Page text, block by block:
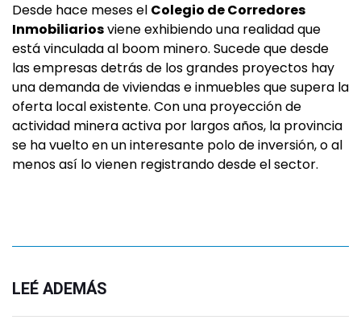
Desde hace meses el Colegio de Corredores
Inmobiliariosviene exhibiendo una realidad que
está vinculada al boom minero. Sucede que desde
las empresas detrás de los grandes proyectos hay
una demanda de viviendas e inmuebles que supera la
oferta local existente. Con una proyección de
actividad minera activa por largos años, la provincia
se ha vuelto en un interesante polo de inversión, o al
menos así lo vienen registrando desde el sector.
LEÉ ADEMÁS